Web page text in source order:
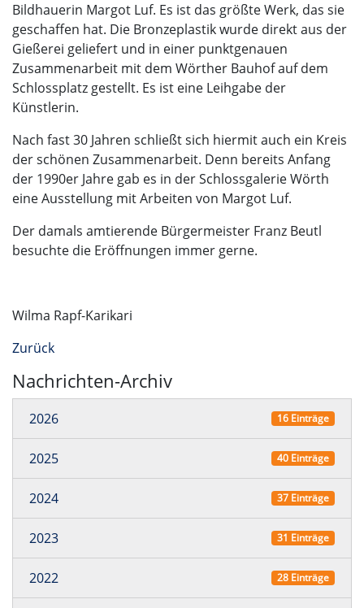
Bildhauerin Margot Luf. Es ist das größte Werk, das sie
geschaffen hat. Die Bronzeplastik wurde direkt aus der
Gießerei geliefert und in einer punktgenauen
Zusammenarbeit mit dem Wörther Bauhof auf dem
Schlossplatz gestellt. Es ist eine Leihgabe der
Künstlerin.
Nach fast 30 Jahren schließt sich hiermit auch ein Kreis
der schönen Zusammenarbeit. Denn bereits Anfang
der 1990er Jahre gab es in der Schlossgalerie Wörth
eine Ausstellung mit Arbeiten von Margot Luf.
Der damals amtierende Bürgermeister Franz Beutl
besuchte die Eröffnungen immer gerne.
Wilma Rapf-Karikari
Zurück
Nachrichten-Archiv
2026 16 Einträge
2025 40 Einträge
2024 37 Einträge
2023 31 Einträge
2022 28 Einträge